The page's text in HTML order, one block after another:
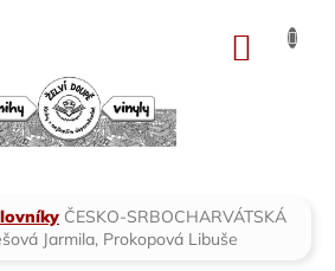
ČESKO-SRBOCHARVÁTSKÁ
Jarmila, Prokopová Libuše